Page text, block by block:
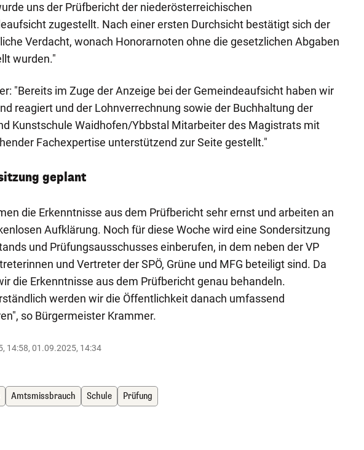
uns der Prüfbericht der niederösterreichischen
zugestellt. Nach einer ersten Durchsicht bestätigt sich der
Verdacht, wonach Honorarnoten ohne die gesetzlichen Abgaben
wurden."
"Bereits im Zuge der Anzeige bei der Gemeindeaufsicht haben wir
reagiert und der Lohnverrechnung sowie der Buchhaltung der
Kunstschule Waidhofen/Ybbstal Mitarbeiter des Magistrats mit
Fachexpertise unterstützend zur Seite gestellt."
geplant
die Erkenntnisse aus dem Prüfbericht sehr ernst und arbeiten an
Aufklärung. Noch für diese Woche wird eine Sondersitzung
und Prüfungsausschusses einberufen, in dem neben der VP
und Vertreter der SPÖ, Grüne und MFG beteiligt sind. Da
die Erkenntnisse aus dem Prüfbericht genau behandeln.
werden wir die Öffentlichkeit danach umfassend
so Bürgermeister Krammer.
14:58, 01.09.2025, 14:34
Amtsmissbrauch Schule Prüfung